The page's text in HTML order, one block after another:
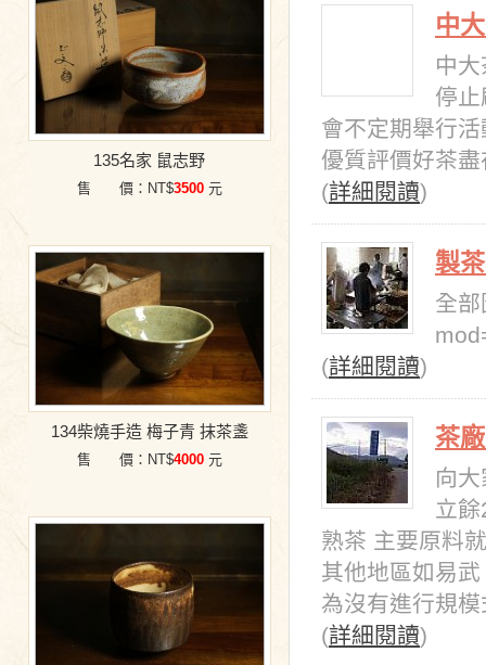
135名家 鼠志野
售 價：NT$3500 元
134柴燒手造 梅子青 抹茶盞
售 價：NT$4000 元
中
中
停
會不定期舉行
優質評價好茶
(詳細閱讀)
製
全
(詳細閱讀)
茶
向
立
熟茶 主要原料
其他地區如易
為沒有進行規
(詳細閱讀)